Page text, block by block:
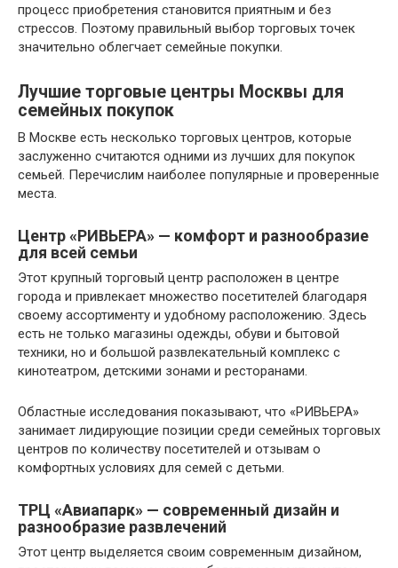
процесс приобретения становится приятным и без
стрессов. Поэтому правильный выбор торговых точек
значительно облегчает семейные покупки.
Лучшие торговые центры Москвы для
семейных покупок
В Москве есть несколько торговых центров, которые
заслуженно считаются одними из лучших для покупок
семьей. Перечислим наиболее популярные и проверенные
места.
Центр «РИВЬЕРА» — комфорт и разнообразие
для всей семьи
Этот крупный торговый центр расположен в центре
города и привлекает множество посетителей благодаря
своему ассортименту и удобному расположению. Здесь
есть не только магазины одежды, обуви и бытовой
техники, но и большой развлекательный комплекс с
кинотеатром, детскими зонами и ресторанами.
Областные исследования показывают, что «РИВЬЕРА»
занимает лидирующие позиции среди семейных торговых
центров по количеству посетителей и отзывам о
комфортных условиях для семей с детьми.
ТРЦ «Авиапарк» — современный дизайн и
разнообразие развлечений
Этот центр выделяется своим современным дизайном,